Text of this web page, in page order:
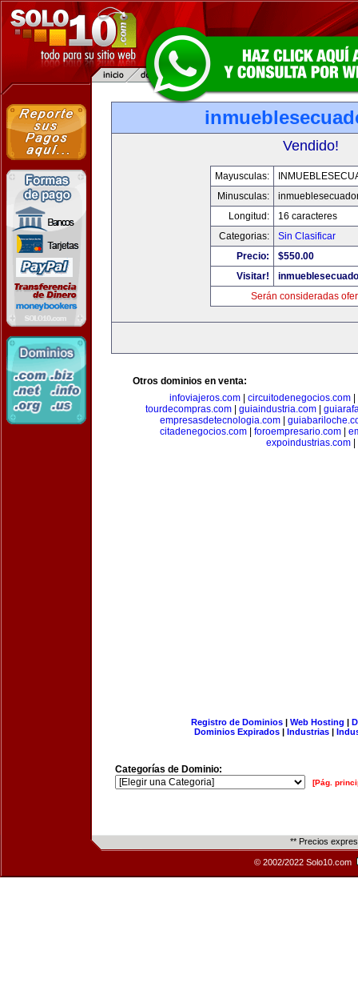
Vendido!
Mayusculas:
Minusculas:
Longitud:
16 caracteres
Categorias:
Sin Clasificar
Precio:
$550.00
Visitar!
Serán consideradas
Otros dominios en venta:
infoviajeros.com| circuitodenegocios.com|
tourdecompras.com| guiaindustria.com|
empresasdetecnologia.com
citadenegocios.com
foroempresario.com
expoindustrias.com
Registro de Dominios| Web Hosting |
Dominios Expirados | Industrias |
Categorías de Dominio:
[Pág.
** Precios
© 2002/2022 Solo10.com